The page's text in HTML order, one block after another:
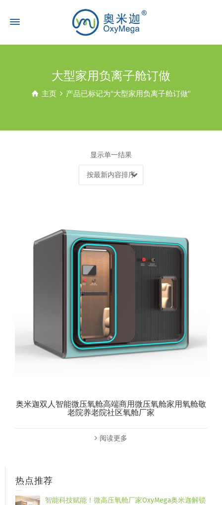
大型家用负离子舱订做
主页 产品已标记为“大型家用负离子舱订做”
显示单一结果
按最新内容排序
奥米迦双人智能微压氧舱高端商用微压氧舱家用氧舱敬
老院养老院社区氧舱厂家
阅读更多
热点推荐
智能科技赋能！微高压氧舱厂家OxyMega奥米迦解锁